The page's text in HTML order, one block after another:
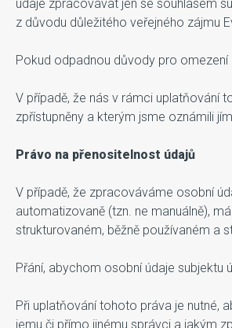
údaje zpracovávat jen se souhlasem
z důvodu důležitého veřejného zájmu
Pokud odpadnou důvody pro
V případě, že nás v rámci uplatňování
zpřístupněny a kterým jsme oznámili
Právo na přenositelnost údajů
V případě, že zpracováváme osobní
automatizovaně (tzn. ne manuálně),
strukturovaném, běžně používaném a
Přání, abychom osobní údaje subjektu
Při uplatňování tohoto práva je nutné,
jemu či přímo jinému správci a jakým